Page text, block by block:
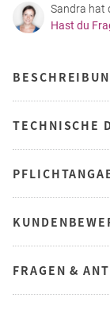
Sandra hat
Hast du
TECHNISCHE
FRAGEN &